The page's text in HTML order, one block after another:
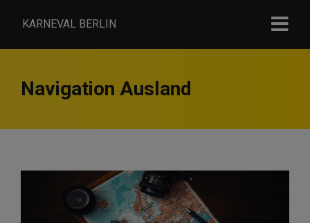
KARNEVAL BERLIN
Navigation Ausland